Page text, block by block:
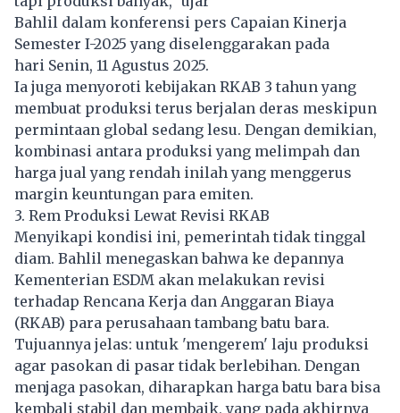
Bahlil dalam konferensi pers Capaian Kinerja
Semester I-2025 yang diselenggarakan pada
hari Senin, 11 Agustus 2025.
Ia juga menyoroti kebijakan RKAB 3 tahun yang
membuat produksi terus berjalan deras meskipun
permintaan global sedang lesu. Dengan demikian,
kombinasi antara produksi yang melimpah dan
harga jual yang rendah inilah yang menggerus
margin keuntungan para emiten.
3. Rem Produksi Lewat Revisi RKAB
Menyikapi kondisi ini, pemerintah tidak tinggal
diam. Bahlil menegaskan bahwa ke depannya
Kementerian ESDM akan melakukan revisi
terhadap Rencana Kerja dan Anggaran Biaya
(RKAB) para perusahaan tambang batu bara.
Tujuannya jelas: untuk 'mengerem' laju produksi
agar pasokan di pasar tidak berlebihan. Dengan
menjaga pasokan, diharapkan harga batu bara bisa
kembali stabil dan membaik, yang pada akhirnya